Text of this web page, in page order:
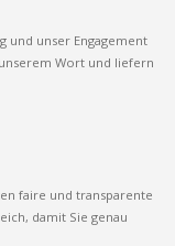
und unser Engagement
Wort und liefern
faire und transparente
damit Sie genau